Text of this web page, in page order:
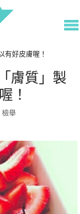
有好皮膚喔！
膚質」製
！
檢舉